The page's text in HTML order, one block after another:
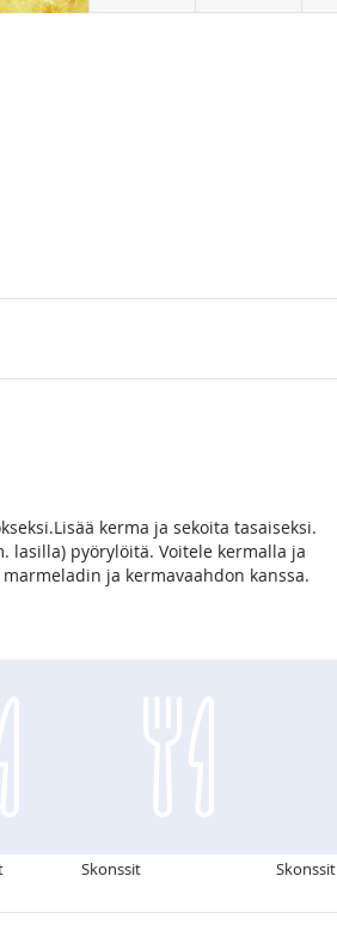
kerma ja sekoita tasaiseksi.
lasilla) pyörylöitä. Voitele kermalla ja
ja kermavaahdon kanssa.
Skonssit Skonssit